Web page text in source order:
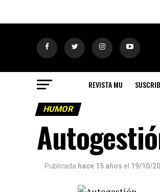
REVISTA MU
HUMOR
Publicada hace 15 años el 19/10/